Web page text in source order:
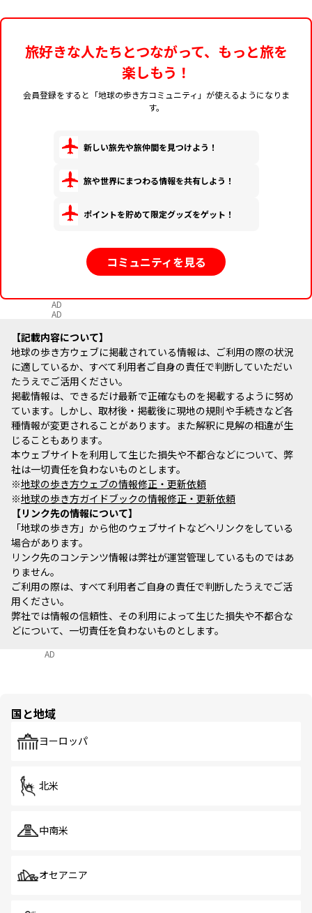
旅好きな人たちとつながって、もっと旅を
楽しもう！
会員登録をすると「地球の歩き方コミュニティ」が使えるようになりま
す。
新しい旅先や旅仲間を見つけよう！
旅や世界にまつわる情報を共有しよう！
ポイントを貯めて限定グッズをゲット！
コミュニティを見る
AD
AD
記載内容について
地球の歩き方ウェブに掲載されている情報は、ご利用の際の状況
に適しているか、すべて利用者ご自身の責任で判断していただい
たうえでご活用ください。
掲載情報は、できるだけ最新で正確なものを掲載するように努め
ています。しかし、取材後・掲載後に現地の規則や手続きなど各
種情報が変更されることがあります。また解釈に見解の相違が生
じることもあります。
本ウェブサイトを利用して生じた損失や不都合などについて、弊
社は一切責任を負わないものとします。
※地球の歩き方ウェブの情報修正・更新依頼
※地球の歩き方ガイドブックの情報修正・更新依頼
リンク先の情報について
「地球の歩き方」から他のウェブサイトなどへリンクをしている
場合があります。
リンク先のコンテンツ情報は弊社が運営管理しているものではあ
りません。
ご利用の際は、すべて利用者ご自身の責任で判断したうえでご活
用ください。
弊社では情報の信頼性、その利用によって生じた損失や不都合な
どについて、一切責任を負わないものとします。
AD
国と地域
ヨーロッパ
北米
中南米
オセアニア